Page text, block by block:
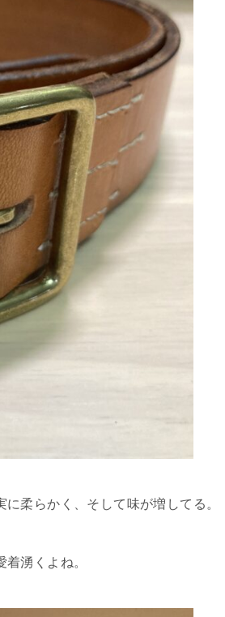
柔らかく、そして味が増してる。
湧くよね。